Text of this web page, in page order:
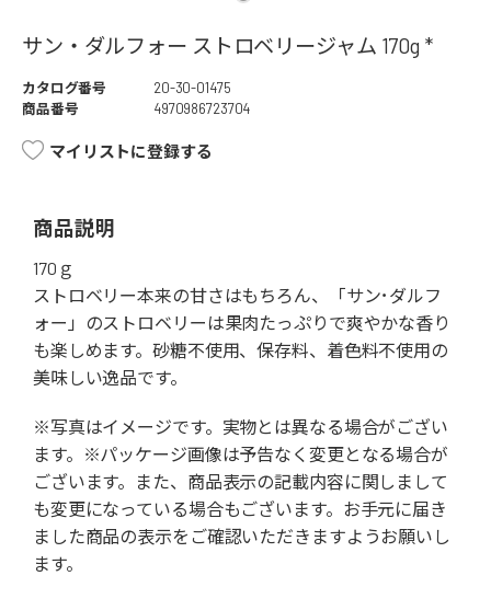
サン・ダルフォー ストロベリージャム 170g *
カタログ番号
20-30-01475
商品番号
4970986723704
マイリストに登録する
商品説明
170ｇ
ストロベリー本来の甘さはもちろん、「サン･ダルフ
ォー」のストロベリーは果肉たっぷりで爽やかな香り
も楽しめます。砂糖不使用、保存料、着色料不使用の
美味しい逸品です。
※写真はイメージです。実物とは異なる場合がござい
ます。※パッケージ画像は予告なく変更となる場合が
ございます。また、商品表示の記載内容に関しまして
も変更になっている場合もございます。お手元に届き
ました商品の表示をご確認いただきますようお願いし
ます。